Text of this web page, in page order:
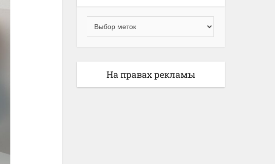
На правах рекламы